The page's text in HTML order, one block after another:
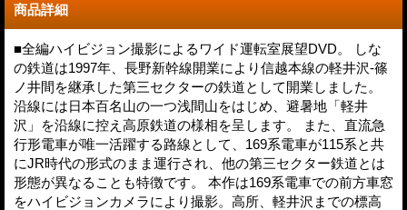
商品詳細
■全編ハイビジョン撮影によるワイド運転室展望DVD。 しな
の鉄道は1997年、長野新幹線開業により信越本線の軽井沢-篠
ノ井間を継承した第三セクターの鉄道として開業しました。
沿線には日本百名山の一つ浅間山をはじめ、避暑地「軽井
沢」を沿線に控え高原鉄道の様相を呈します。 また、直流急
行形電車が唯一活躍する路線として、169系電車が115系と共
にJR時代の形式のまま運行され、他の第三セクター鉄道とは
形態が異なることも特徴です。 本作は169系電車での前方車窓
をハイビジョンカメラにより撮影。高所、軽井沢までの標高